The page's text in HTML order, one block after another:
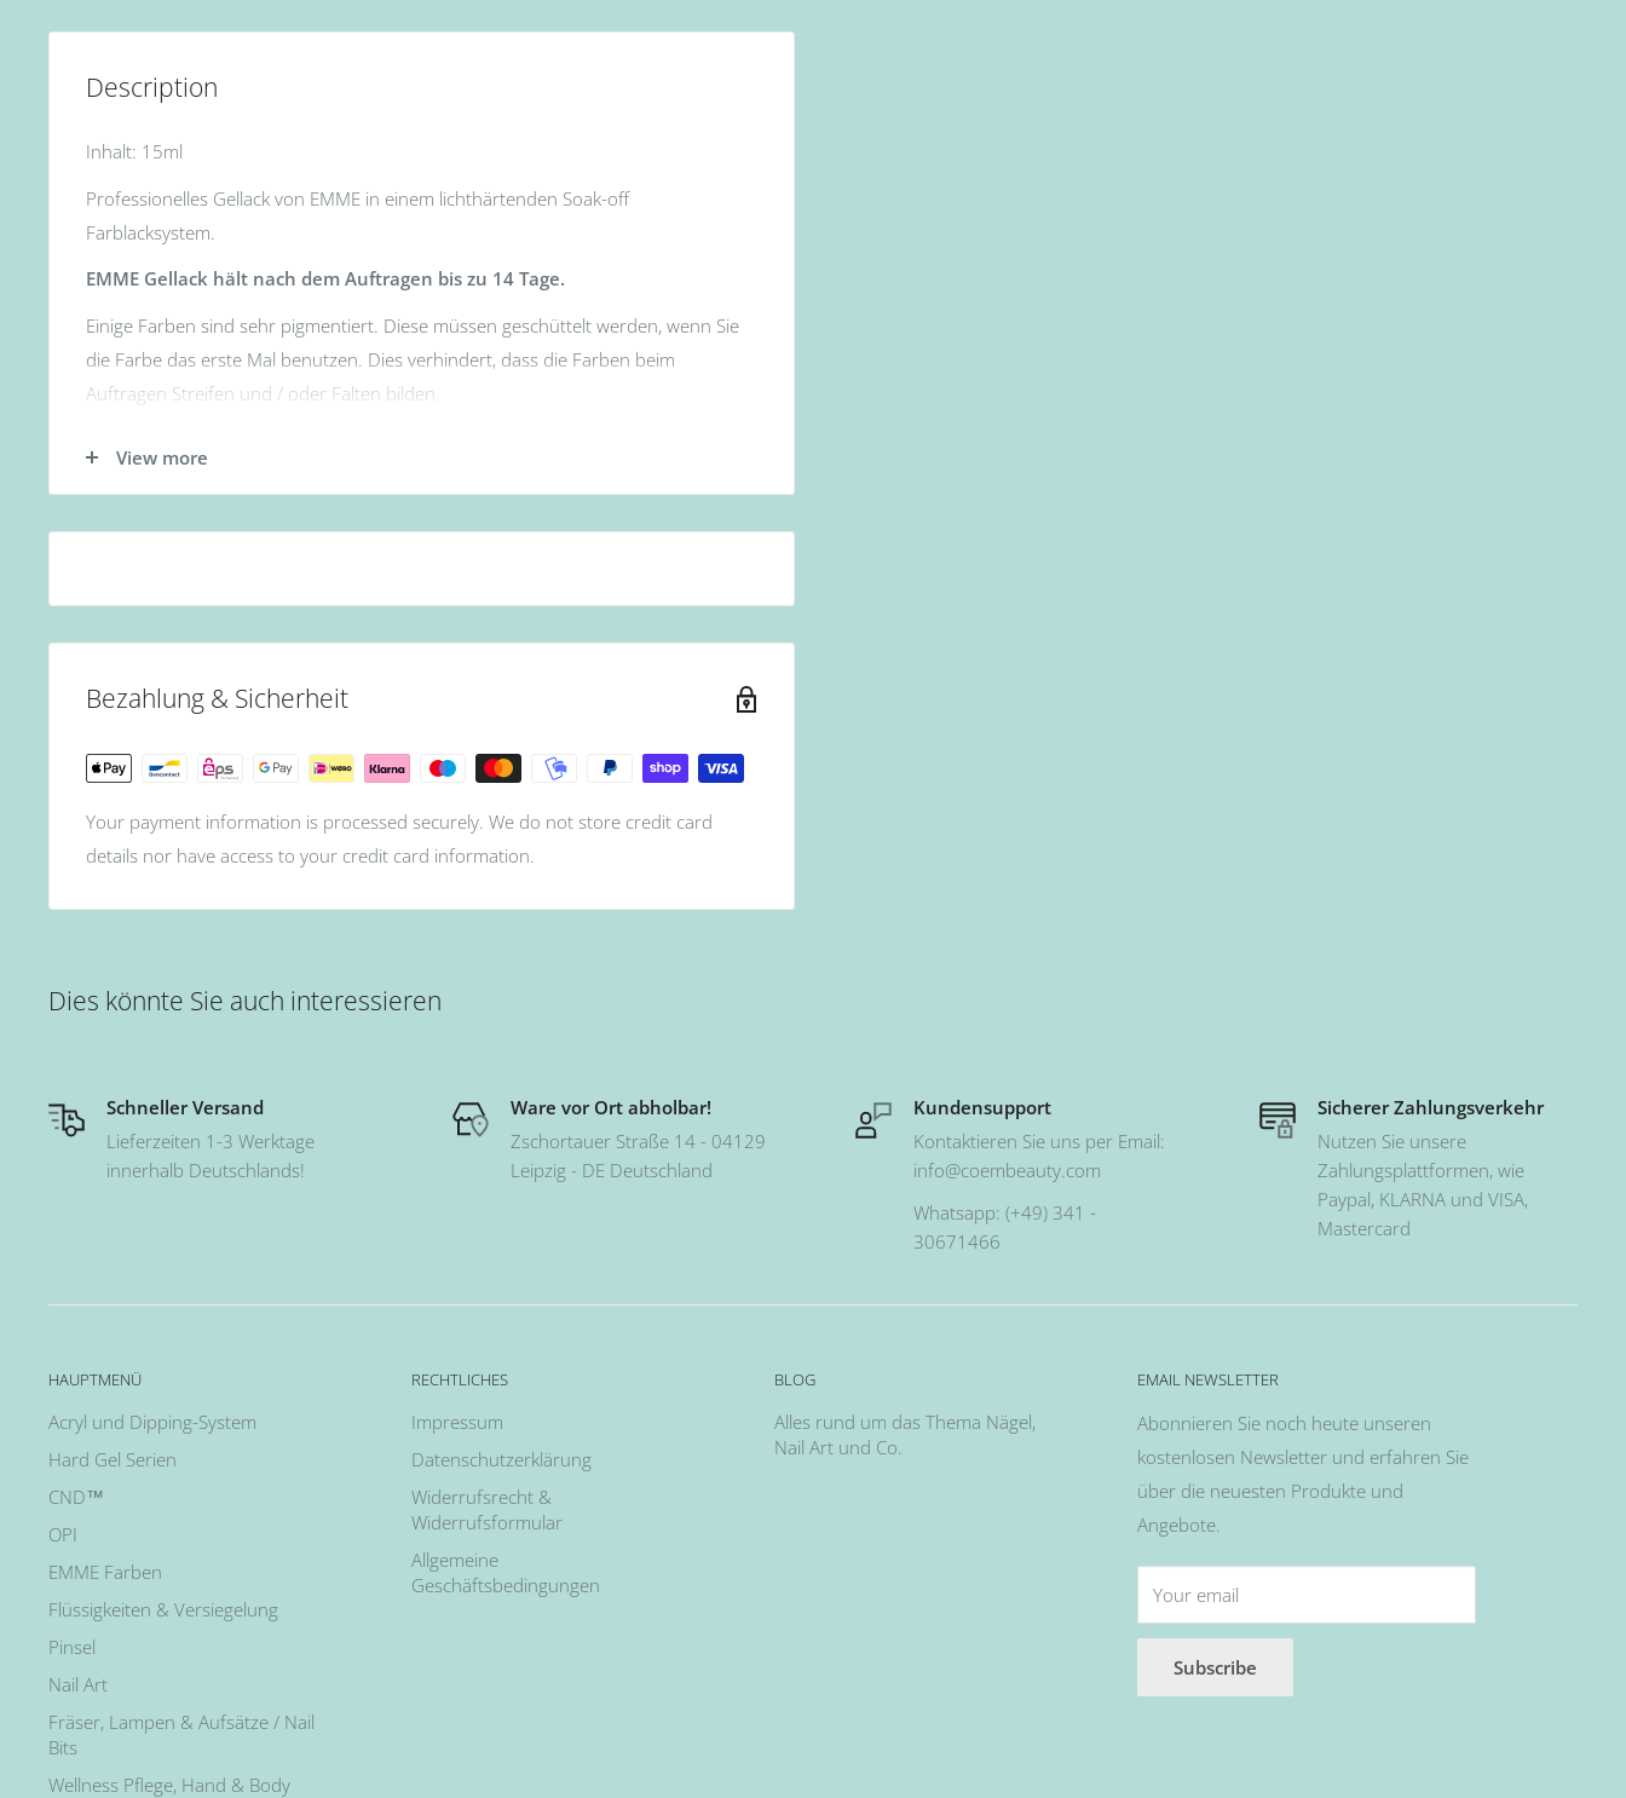
Description
Inhalt: 15ml
Professionelles Gellack von EMME in einem lichthärtenden Soak-off
Farblacksystem.
EMME Gellack hält nach dem Auftragen bis zu 14 Tage.
Einige Farben sind sehr pigmentiert. Diese müssen geschüttelt werden, wenn Sie
die Farbe das erste Mal benutzen. Dies verhindert, dass die Farben beim
Auftragen Streifen und / oder Falten bilden.
Lampe für 90s oder 12W LED Lampe für 60s.)
- Zum Schluss mit Top Coat abschließen. (Aushärtung: 36W UV Lampe für 90s
View more
Bezahlung & Sicherheit
Your payment information is processed securely. We do not store credit card
details nor have access to your credit card information.
Dies könnte Sie auch interessieren
Schneller Versand
Lieferzeiten 1-3 Werktage
innerhalb Deutschlands!
Ware vor Ort abholbar!
Zschortauer Straße 14 - 04129
Leipzig - DE Deutschland
Kundensupport
Kontaktieren Sie uns per Email:
info@coembeauty.com
Whatsapp: (+49) 341 -
30671466
Sicherer Zahlungsverkehr
Nutzen Sie unsere
Zahlungsplattformen, wie
Paypal, KLARNA und VISA,
Mastercard
HAUPTMENÜ
Acryl und Dipping-System
Hard Gel Serien
CND™
OPI
EMME Farben
Flüssigkeiten & Versiegelung
Pinsel
Nail Art
Fräser, Lampen & Aufsätze / Nail
Bits
Wellness Pflege, Hand & Body
RECHTLICHES
Impressum
Datenschutzerklärung
Widerrufsrecht &
Widerrufsformular
Allgemeine
Geschäftsbedingungen
BLOG
Alles rund um das Thema Nägel,
Nail Art und Co.
EMAIL NEWSLETTER
Abonnieren Sie noch heute unseren
kostenlosen Newsletter und erfahren Sie
über die neuesten Produkte und
Angebote.
Your email
Subscribe